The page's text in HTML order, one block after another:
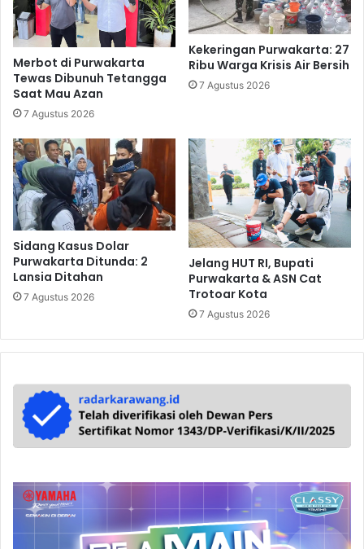
Merbot di Purwakarta
Tewas Dibunuh Tetangga
Saat Mau Azan
7 Agustus 2026
Kekeringan Purwakarta: 27
Ribu Warga Krisis Air Bersih
7 Agustus 2026
Sidang Kasus Dolar
Purwakarta Ditunda: 2
Lansia Ditahan
7 Agustus 2026
Jelang HUT RI, Bupati
Purwakarta & ASN Cat
Trotoar Kota
7 Agustus 2026